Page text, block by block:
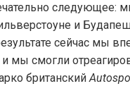
следующее:
и
сейчас мы
мы смогли
британский